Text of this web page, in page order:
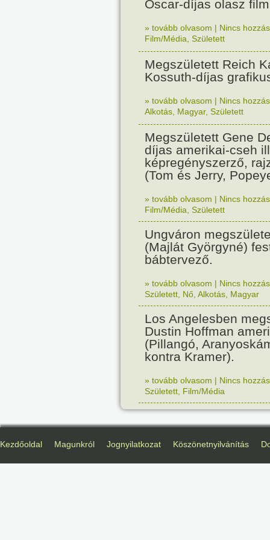
Oscar-díjas olasz
» tovább olvasom | Nincs
Film/Média Született
Megszületett Reich
Kossuth-díjas
» tovább olvasom | Nincs
Alkotás Magyar, Született
Megszületett Gene
díjas amerikai-cseh
képregényszerző,
(Tom és Jerry,
» tovább olvasom | Nincs
Film/Média Született
Ungváron
(Majlát Györgyné)
bábtervező.
» tovább olvasom | Nincs
Született Nő Alkotás Magyar
Los Angelesben
Dustin Hoffman
(Pillangó,
kontra Kramer).
» tovább olvasom | Nincs
Született Film/Média
Kezdőoldal Magunkról Jognyilatkozat Köszönetnyilvánítás